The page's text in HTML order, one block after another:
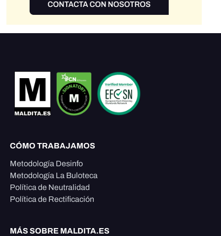
CÓMO TRABAJAMOS
Metodología Desinfo
Metodología La Buloteca
Política de Neutralidad
Política de Rectificación
MÁS SOBRE MALDITA.ES